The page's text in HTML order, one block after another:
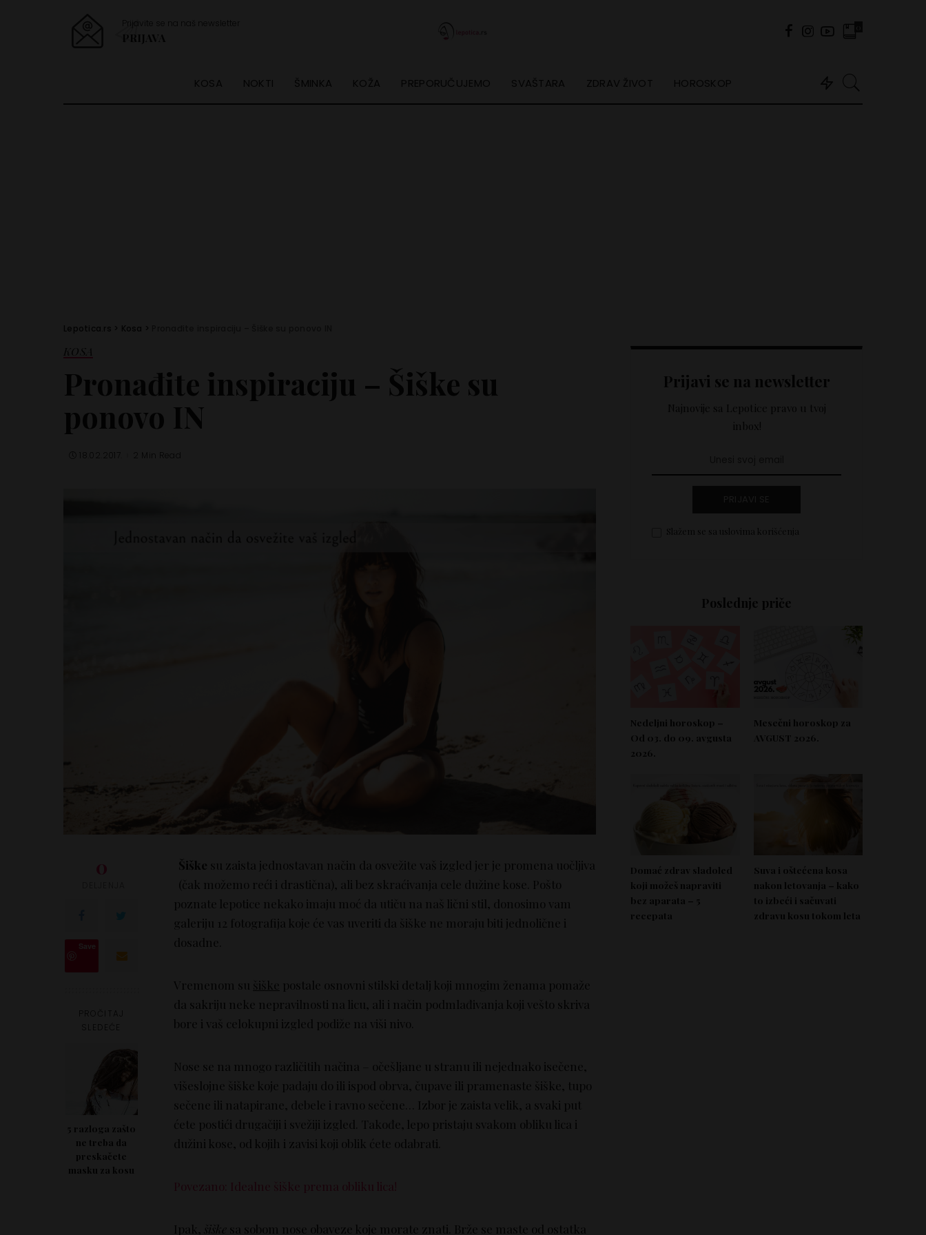
Prijavite se na naš newsletter
PRIJAVA
KOSA NOKTI ŠMINKA KOŽA PREPORUČUJEMO SVAŠTARA ZDRAV ŽIVOT HOROSKOP
Lepotica.rs > Kosa >
KOSA
Pronađite inspiraciju – Šiške su
ponovo IN
0
Save
PROČITAJ
5 razloga zašto
ne treba da
preskačete
masku za kosu
Šiške su zaista jednostavan način da osvežite vaš izgled jer je promena uočljiva
(čak možemo reći i drastična), ali bez skraćivanja cele dužine kose. Pošto
poznate lepotice nekako imaju moć da utiču na naš lični stil, donosimo vam
galeriju 12 fotografija koje će vas uveriti da šiške ne moraju biti jednolične i
dosadne.
Vremenom su šiške postale osnovni stilski detalj koji mnogim ženama pomaže
da sakriju neke nepravilnosti na licu, ali i način podmlađivanja koji vešto skriva
bore i vaš celokupni izgled podiže na viši nivo.
Nose se na mnogo različitih načina – očešljane u stranu ili nejednako isečene,
višeslojne šiške koje padaju do ili ispod obrva, čupave ili pramenaste šiške, tupo
sečene ili natapirane, debele i ravno sečene… Izbor je zaista velik, a svaki put
ćete postići drugačiji i svežiji izgled. Takođe, lepo pristaju svakom obliku lica i
dužini kose, od kojih i zavisi koji oblik ćete odabrati.
Povezano: Idealne šiške prema obliku lica!
Ipak, šiške sa sobom nose obaveze koje morate znati. Brže se maste od ostatka
Prijavi se na newsletter
Najnovije sa Lepotice pravo u tvoj
inbox!
Slažem se sa uslovima korišćenja
Poslednje priče
Nedeljni horoskop –
Od 03. do 09. avgusta
2026.
Mesečni horoskop za
AVGUST 2026.
Domać zdrav sladoled
koji možeš napraviti
bez aparata – 5
recepata
Suva i oštećena kosa
nakon letovanja – kako
to izbeći i sačuvati
zdravu kosu tokom leta